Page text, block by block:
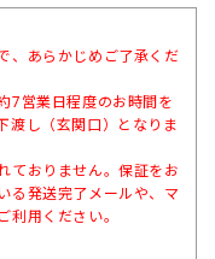
、あらかじめご了承くだ
7営業日程度のお時間を
渡し（玄関口）となりま
ておりません。保証をお
る発送完了メールや、マ
利用ください。